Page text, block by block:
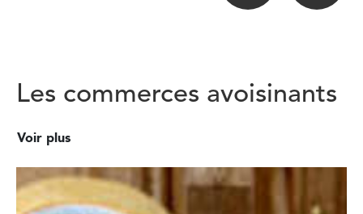
Les commerces avoisinants
Voir plus